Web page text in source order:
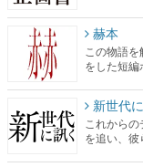
赫本
この物語
をした短編
新世代
これから
を追い、彼